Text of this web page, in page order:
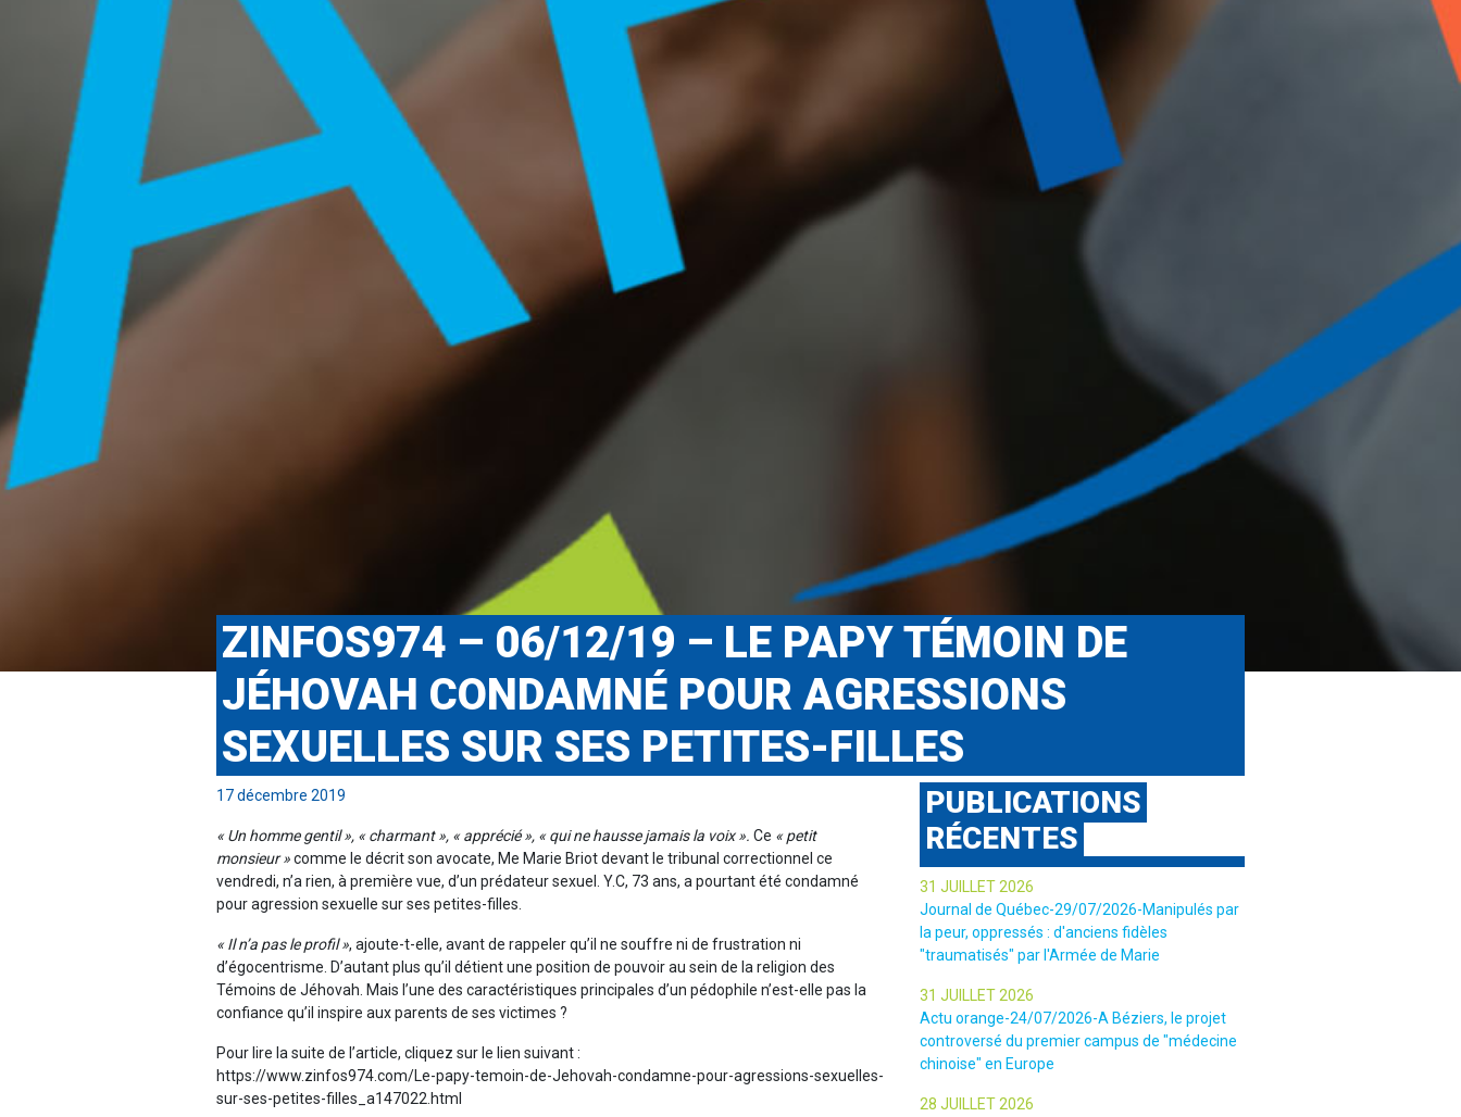
ZINFOS974 – 06/12/19 – LE PAPY TÉMOIN DE
JÉHOVAH CONDAMNÉ POUR AGRESSIONS
SEXUELLES SUR SES PETITES-FILLES
17 décembre 2019
« Un homme gentil », « charmant », « apprécié », « qui ne hausse jamais la voix ». Ce « petit
monsieur »comme le décrit son avocate, Me Marie Briot devant le tribunal correctionnel ce
vendredi, n’a rien, à première vue, d’un prédateur sexuel. Y.C, 73 ans, a pourtant été condamné
pour agression sexuelle sur ses petites-filles.
« Il n’a pas le profil », ajoute-t-elle, avant de rappeler qu’il ne souffre ni de frustration ni
d’égocentrisme. D’autant plus qu’il détient une position de pouvoir au sein de la religion des
Témoins de Jéhovah. Mais l’une des caractéristiques principales d’un pédophile n’est-elle pas la
confiance qu’il inspire aux parents de ses victimes ?
Pour lire la suite de l’article, cliquez sur le lien suivant :
https://www.zinfos974.com/Le-papy-temoin-de-Jehovah-condamne-pour-agressions-sexuelles-
sur-ses-petites-filles_a147022.html
PUBLICATIONS
RÉCENTES
31 JUILLET 2026
Journal de Québec-29/07/2026-Manipulés par
la peur, oppressés : d'anciens fidèles
"traumatisés" par l'Armée de Marie
31 JUILLET 2026
Actu orange-24/07/2026-A Béziers, le projet
controversé du premier campus de "médecine
chinoise" en Europe
28 JUILLET 2026